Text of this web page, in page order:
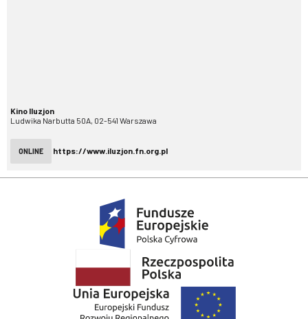
Kino Iluzjon
Ludwika Narbutta 50A, 02-541 Warszawa
ONLINE https://www.iluzjon.fn.org.pl